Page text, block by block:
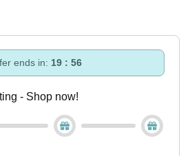
ends in: 19 : 55
- Shop now!